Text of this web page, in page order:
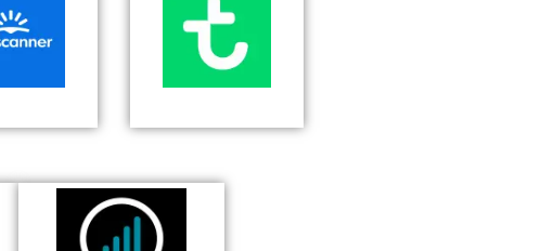
J'en profite